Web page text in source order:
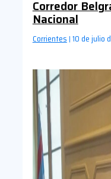
Corredor
Nacional
Corrientes | 10 de julio